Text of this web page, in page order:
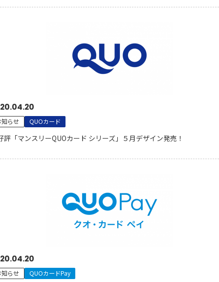
知らせ QUOカード
評「マンスリーQUOカード シリーズ」５月デザイン発売！
知らせ QUOカードPay